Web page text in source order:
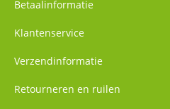
Betaalinformatie
Klantenservice
Verzendinformatie
Retourneren en ruilen